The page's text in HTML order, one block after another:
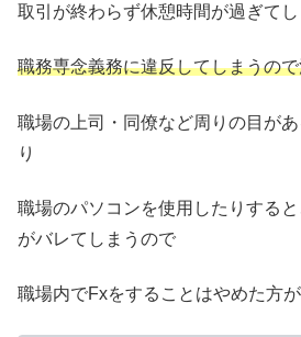
取引が終わらず休憩時間が過ぎてし
職務専念義務に違反してしまうの
職場の上司・同僚など周りの目が
り
職場のパソコンを使用したりする
がバレてしまうので
職場内でFxをすることはやめた方が